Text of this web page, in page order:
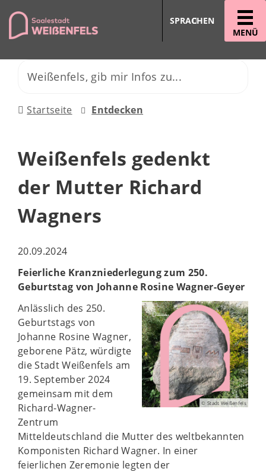
MENÜ
SPRACHEN
Startseite Entdecken
Weißenfels gedenkt
der Mutter Richard
Wagners
20.09.2024
Feierliche Kranzniederlegung zum 250.
Geburtstag von Johanne Rosine Wagner-Geyer
© Stadt Weißenfels
Anlässlich des 250.
Geburtstags von
Johanne Rosine Wagner,
geborene Pätz, würdigte
die Stadt Weißenfels am
19. September 2024
gemeinsam mit dem
Richard-Wagner-
Zentrum
Mitteldeutschland die Mutter des weltbekannten
Komponisten Richard Wagner. In einer
feierlichen Zeremonie legten der